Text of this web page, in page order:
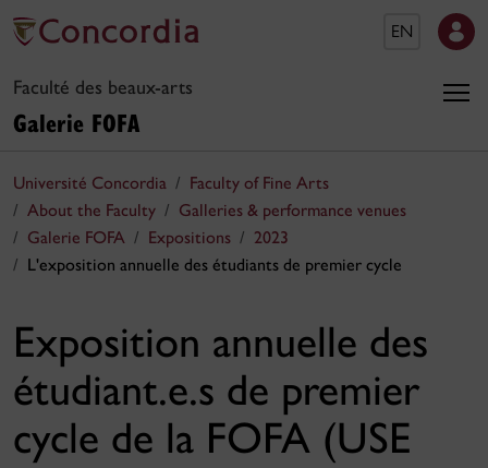
EN
Faculté des beaux-arts
Galerie FOFA
Université Concordia
Faculty of Fine Arts
About the Faculty
Galleries & performance venues
Galerie FOFA
Expositions
2023
L'exposition annuelle des étudiants de premier cycle
Exposition annuelle des
étudiant.e.s de premier
cycle de la FOFA (USE